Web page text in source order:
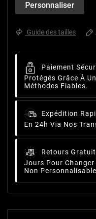
Personnaliser
Guide des tailles
Paiement
Protégés Grâce À
Méthodes Fiables.
Expédition
En 24h Via Nos
Retours
Jours Pour Changer
Non